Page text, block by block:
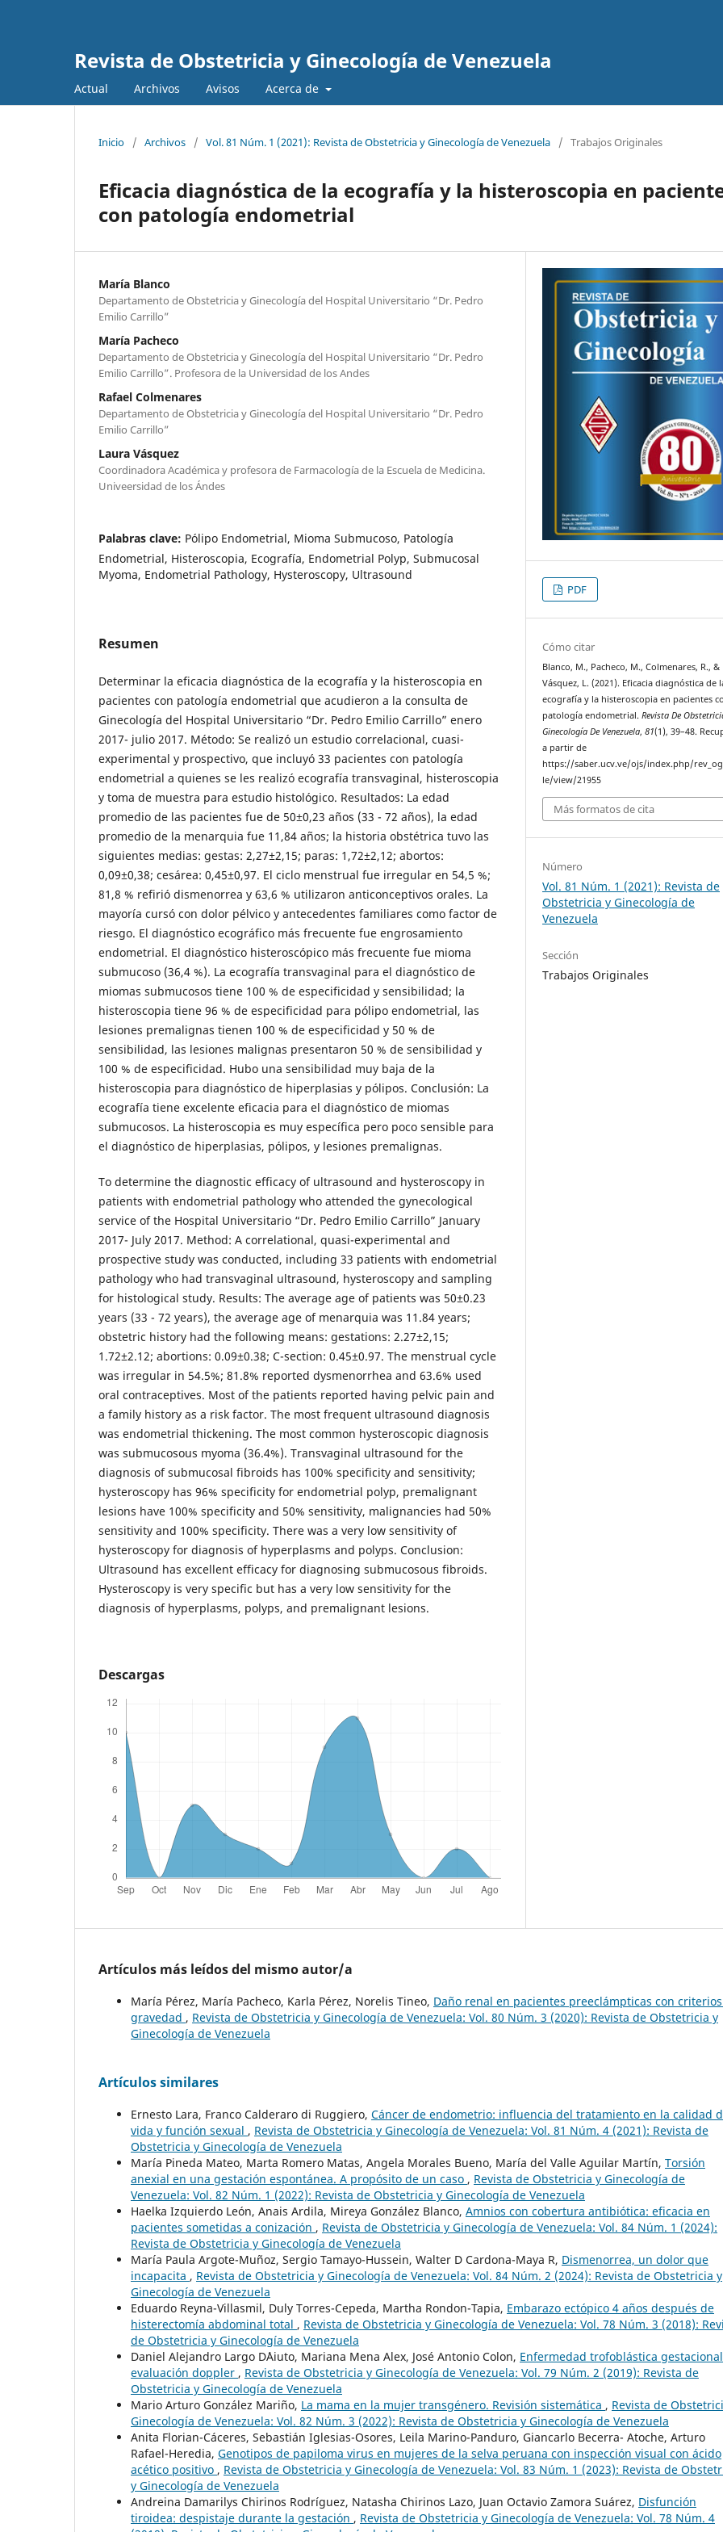
Revista de Obstetricia y Ginecología de Venezuela
Actual Archivos Avisos Acerca de
Inicio / Archivos / Vol. 81 Núm. 1 (2021): Revista de Obstetricia y Ginecología de Venezuela / Trabajos Originales
Eficacia diagnóstica de la ecografía y la histeroscopia en
con patología endometrial
María Blanco
Departamento de Obstetricia y Ginecología del Hospital Universitario “Dr. Pedro
Emilio Carrillo”
María Pacheco
Departamento de Obstetricia y Ginecología del Hospital Universitario “Dr. Pedro
Emilio Carrillo”. Profesora de la Universidad de los Andes
Rafael Colmenares
Departamento de Obstetricia y Ginecología del Hospital Universitario “Dr. Pedro
Emilio Carrillo”
Laura Vásquez
Coordinadora Académica y profesora de Farmacología de la Escuela de Medicina.
Univeersidad de los Ándes
Palabras clave: Pólipo Endometrial, Mioma Submucoso, Patología
Endometrial, Histeroscopia, Ecografía, Endometrial Polyp, Submucosal
Myoma, Endometrial Pathology, Hysteroscopy, Ultrasound
Resumen
Determinar la eficacia diagnóstica de la ecografía y la histeroscopia en
pacientes con patología endometrial que acudieron a la consulta de
Ginecología del Hospital Universitario “Dr. Pedro Emilio Carrillo” enero
2017- julio 2017. Método: Se realizó un estudio correlacional, cuasi-
experimental y prospectivo, que incluyó 33 pacientes con patología
endometrial a quienes se les realizó ecografía transvaginal, histeroscopia
y toma de muestra para estudio histológico. Resultados: La edad
promedio de las pacientes fue de 50±0,23 años (33 - 72 años), la edad
promedio de la menarquia fue 11,84 años; la historia obstétrica tuvo las
siguientes medias: gestas: 2,27±2,15; paras: 1,72±2,12; abortos:
0,09±0,38; cesárea: 0,45±0,97. El ciclo menstrual fue irregular en 54,5 %;
81,8 % refirió dismenorrea y 63,6 % utilizaron anticonceptivos orales. La
mayoría cursó con dolor pélvico y antecedentes familiares como factor de
riesgo. El diagnóstico ecográfico más frecuente fue engrosamiento
endometrial. El diagnóstico histeroscópico más frecuente fue mioma
submucoso (36,4 %). La ecografía transvaginal para el diagnóstico de
miomas submucosos tiene 100 % de especificidad y sensibilidad; la
histeroscopia tiene 96 % de especificidad para pólipo endometrial, las
lesiones premalignas tienen 100 % de especificidad y 50 % de
sensibilidad, las lesiones malignas presentaron 50 % de sensibilidad y
100 % de especificidad. Hubo una sensibilidad muy baja de la
histeroscopia para diagnóstico de hiperplasias y pólipos. Conclusión: La
ecografía tiene excelente eficacia para el diagnóstico de miomas
submucosos. La histeroscopia es muy específica pero poco sensible para
el diagnóstico de hiperplasias, pólipos, y lesiones premalignas.
To determine the diagnostic efficacy of ultrasound and hysteroscopy in
patients with endometrial pathology who attended the gynecological
service of the Hospital Universitario “Dr. Pedro Emilio Carrillo” January
2017- July 2017. Method: A correlational, quasi-experimental and
prospective study was conducted, including 33 patients with endometrial
pathology who had transvaginal ultrasound, hysteroscopy and sampling
for histological study. Results: The average age of patients was 50±0.23
years (33 - 72 years), the average age of menarquia was 11.84 years;
obstetric history had the following means: gestations: 2.27±2,15;
1.72±2.12; abortions: 0.09±0.38; C-section: 0.45±0.97. The menstrual cycle
was irregular in 54.5%; 81.8% reported dysmenorrhea and 63.6% used
oral contraceptives. Most of the patients reported having pelvic pain and
a family history as a risk factor. The most frequent ultrasound diagnosis
was endometrial thickening. The most common hysteroscopic diagnosis
was submucosous myoma (36.4%). Transvaginal ultrasound for the
diagnosis of submucosal fibroids has 100% specificity and sensitivity;
hysteroscopy has 96% specificity for endometrial polyp, premalignant
lesions have 100% specificity and 50% sensitivity, malignancies had 50%
sensitivity and 100% specificity. There was a very low sensitivity of
hysteroscopy for diagnosis of hyperplasms and polyps. Conclusion:
Ultrasound has excellent efficacy for diagnosing submucosous fibroids.
Hysteroscopy is very specific but has a very low sensitivity for the
diagnosis of hyperplasms, polyps, and premalignant lesions.
Descargas
PDF
Cómo citar
Blanco, M., Pacheco, M., Colmenares, R., &
Vásquez, L. (2021). Eficacia diagnóstica de
ecografía y la histeroscopia en pacientes
patología endometrial.Revista De
Ginecología De Venezuela,81(1), 39–48.
a partir de
https://saber.ucv.ve/ojs/index.php/
le/view/21955
Más formatos de cita
Número
Vol. 81 Núm. 1 (2021): Revista de
Obstetricia y Ginecología de
Venezuela
Sección
Trabajos Originales
Artículos más leídos del mismo autor/a
María Pérez, María Pacheco, Karla Pérez, Norelis Tineo, Daño renal en pacientes preeclámpticas con
gravedad , Revista de Obstetricia y Ginecología de Venezuela: Vol. 80 Núm. 3 (2020): Revista de Obstetricia y
Ginecología de Venezuela
Artículos similares
Ernesto Lara, Franco Calderaro di Ruggiero, Cáncer de endometrio: influencia del tratamiento en la calidad
vida y función sexual , Revista de Obstetricia y Ginecología de Venezuela: Vol. 81 Núm. 4 (2021): Revista de
Obstetricia y Ginecología de Venezuela
María Pineda Mateo, Marta Romero Matas, Angela Morales Bueno, María del Valle Aguilar Martín, Torsión
anexial en una gestación espontánea. A propósito de un caso , Revista de Obstetricia y Ginecología de
Venezuela: Vol. 82 Núm. 1 (2022): Revista de Obstetricia y Ginecología de Venezuela
Haelka Izquierdo León, Anais Ardila, Mireya González Blanco, Amnios con cobertura antibiótica: eficacia en
pacientes sometidas a conización , Revista de Obstetricia y Ginecología de Venezuela: Vol. 84 Núm. 1 (2024):
Revista de Obstetricia y Ginecología de Venezuela
María Paula Argote-Muñoz, Sergio Tamayo-Hussein, Walter D Cardona-Maya R, Dismenorrea, un dolor que
incapacita , Revista de Obstetricia y Ginecología de Venezuela: Vol. 84 Núm. 2 (2024): Revista de Obstetricia y
Ginecología de Venezuela
Eduardo Reyna-Villasmil, Duly Torres-Cepeda, Martha Rondon-Tapia, Embarazo ectópico 4 años después de
histerectomía abdominal total , Revista de Obstetricia y Ginecología de Venezuela: Vol. 78 Núm. 3 (2018):
de Obstetricia y Ginecología de Venezuela
Daniel Alejandro Largo D´Aiuto, Mariana Mena Alex, José Antonio Colon, Enfermedad trofoblástica
evaluación doppler , Revista de Obstetricia y Ginecología de Venezuela: Vol. 79 Núm. 2 (2019): Revista de
Obstetricia y Ginecología de Venezuela
Mario Arturo González Mariño, La mama en la mujer transgénero. Revisión sistemática , Revista de
Ginecología de Venezuela: Vol. 82 Núm. 3 (2022): Revista de Obstetricia y Ginecología de Venezuela
Anita Florian-Cáceres, Sebastián Iglesias-Osores, Leila Marino-Panduro, Giancarlo Becerra- Atoche, Arturo
Rafael-Heredia, Genotipos de papiloma virus en mujeres de la selva peruana con inspección visual con ácido
acético positivo , Revista de Obstetricia y Ginecología de Venezuela: Vol. 83 Núm. 1 (2023): Revista de
y Ginecología de Venezuela
Andreina Damarilys Chirinos Rodríguez, Natasha Chirinos Lazo, Juan Octavio Zamora Suárez, Disfunción
tiroidea: despistaje durante la gestación , Revista de Obstetricia y Ginecología de Venezuela: Vol. 78 Núm. 4